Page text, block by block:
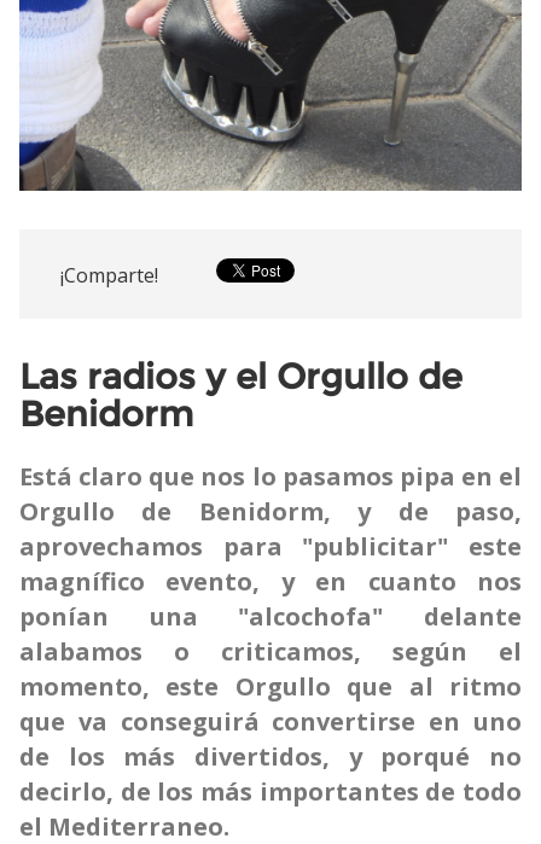
¡Comparte!
Las radios y el Orgullo de
Benidorm
Está claro que nos lo pasamos pipa en el
Orgullo de Benidorm, y de paso,
aprovechamos para "publicitar" este
magnífico evento, y en cuanto nos
ponían una "alcochofa" delante
alabamos o criticamos, según el
momento, este Orgullo que al ritmo
que va conseguirá convertirse en uno
de los más divertidos, y porqué no
decirlo, de los más importantes de todo
el Mediterraneo.